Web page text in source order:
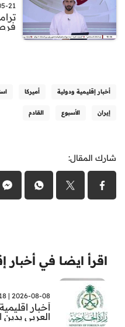
| 01:44
أخبار إقليمية ودولية أميركا
إيران الأسبوع القادم
شارك المقال:
اقرأ ايضا في أخبار
2026-08-08 | 12:18
أخبار
العربي يدين